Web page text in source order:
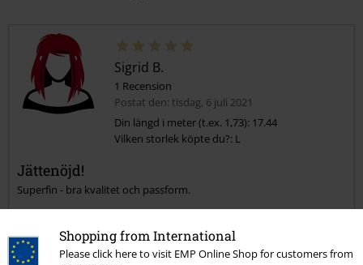
Shopping from International
Please click here to visit EMP Online Shop for customers from
Sigrid B.
1 Recension
Postat den: tisdag, 6 juli 2021
Din längd i meter (t.ex. 1,73): 17.44
Vilken storlek köpte du?: L
Jättenöjd!
Superfin - bra kvalitet och passform.